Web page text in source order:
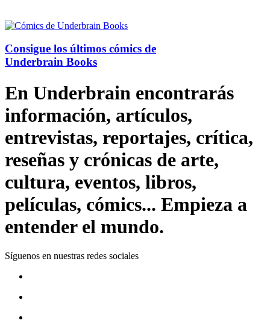
Consigue los últimos cómics de
Underbrain Books
En Underbrain encontrarás
información, artículos,
entrevistas, reportajes, crítica,
reseñas y crónicas de arte,
cultura, eventos, libros,
películas, cómics... Empieza a
entender el mundo.
Síguenos en nuestras redes sociales